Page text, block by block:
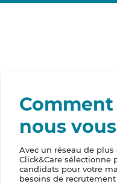
nous
Avec un réseau de
Click&Care sélectionne
candidats pour votre
besoins de